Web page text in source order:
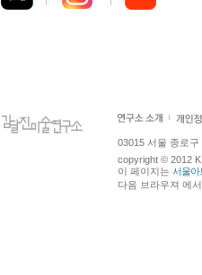
03015 서울 종로
copyright © 2012
이 페이지는 서울아
다음 브라우져 에